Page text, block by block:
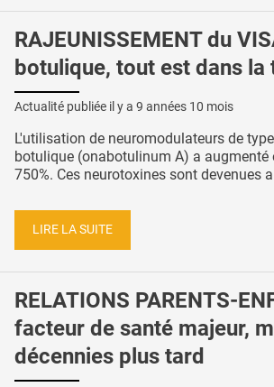
RAJEUNISSEMENT du
botulique, tout est dans la
Actualité publiée il y a 9 années 10 mois
L'utilisation de neuromodulateurs de
botulique (onabotulinum A) a augmenté
750%. Ces neurotoxines sont devenues
LIRE LA SUITE
RELATIONS PARENTS-
facteur de santé majeur,
décennies plus tard